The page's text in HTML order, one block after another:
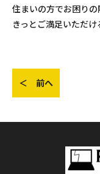
住まいの方でお困りの
きっとご満足いただけ
＜ 前へ